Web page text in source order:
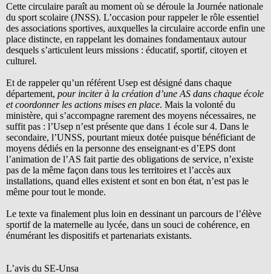
Cette circulaire paraît au moment où se déroule la Journée nationale
du sport scolaire (JNSS). L’occasion pour rappeler le rôle essentiel
des associations sportives, auxquelles la circulaire accorde enfin une
place distincte, en rappelant les domaines fondamentaux autour
desquels s’articulent leurs missions : éducatif, sportif, citoyen et
culturel.
Et de rappeler qu’un référent Usep est désigné dans chaque
département, pour inciter à la création d’une AS dans chaque école
et coordonner les actions mises en place. Mais la volonté du
ministère, qui s’accompagne rarement des moyens nécessaires, ne
suffit pas : l’Usep n’est présente que dans 1 école sur 4. Dans le
secondaire, l’UNSS, pourtant mieux dotée puisque bénéficiant de
moyens dédiés en la personne des enseignant·es d’EPS dont
l’animation de l’AS fait partie des obligations de service, n’existe
pas de la même façon dans tous les territoires et l’accès aux
installations, quand elles existent et sont en bon état, n’est pas le
même pour tout le monde.
Le texte va finalement plus loin en dessinant un parcours de l’élève
sportif de la maternelle au lycée, dans un souci de cohérence, en
énumérant les dispositifs et partenariats existants.
L’avis du SE-Unsa